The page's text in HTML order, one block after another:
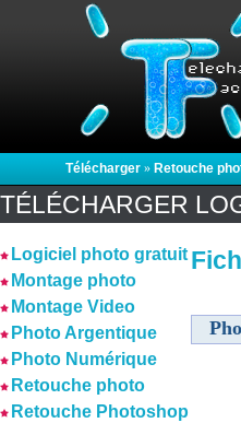
Télécharger » Retouche
TÉLÉCHARGER
Logiciel photo gratuit
Montage photo
Montage Video
Photo Argentique
Photo Numérique
Retouche photo
Retouche Photoshop